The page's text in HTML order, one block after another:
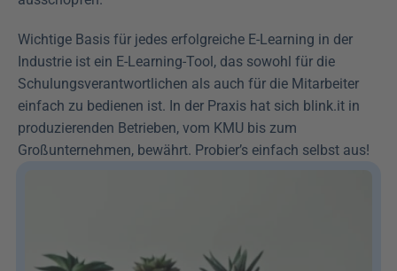
Wichtige Basis für jedes erfolgreiche E-Learning in der
Industrie ist ein E-Learning-Tool, das sowohl für die
Schulungsverantwortlichen als auch für die Mitarbeiter
einfach zu bedienen ist. In der Praxis hat sich blink.it in
produzierenden Betrieben, vom KMU bis zum
Großunternehmen, bewährt. Probier’s einfach selbst aus!